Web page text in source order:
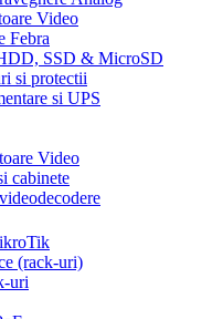
Video
Febra
SSD & MicroSD
si protectii
si UPS
Video
cabinete
(rack-uri)
uri